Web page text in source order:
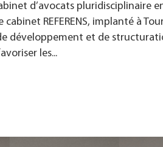
d’avocats pluridisciplinaire
REFERENS, implanté à
développement et de
les...